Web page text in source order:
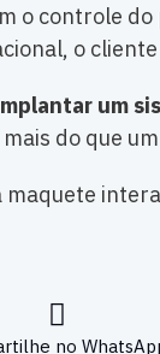
o controle
o
um
do que
no